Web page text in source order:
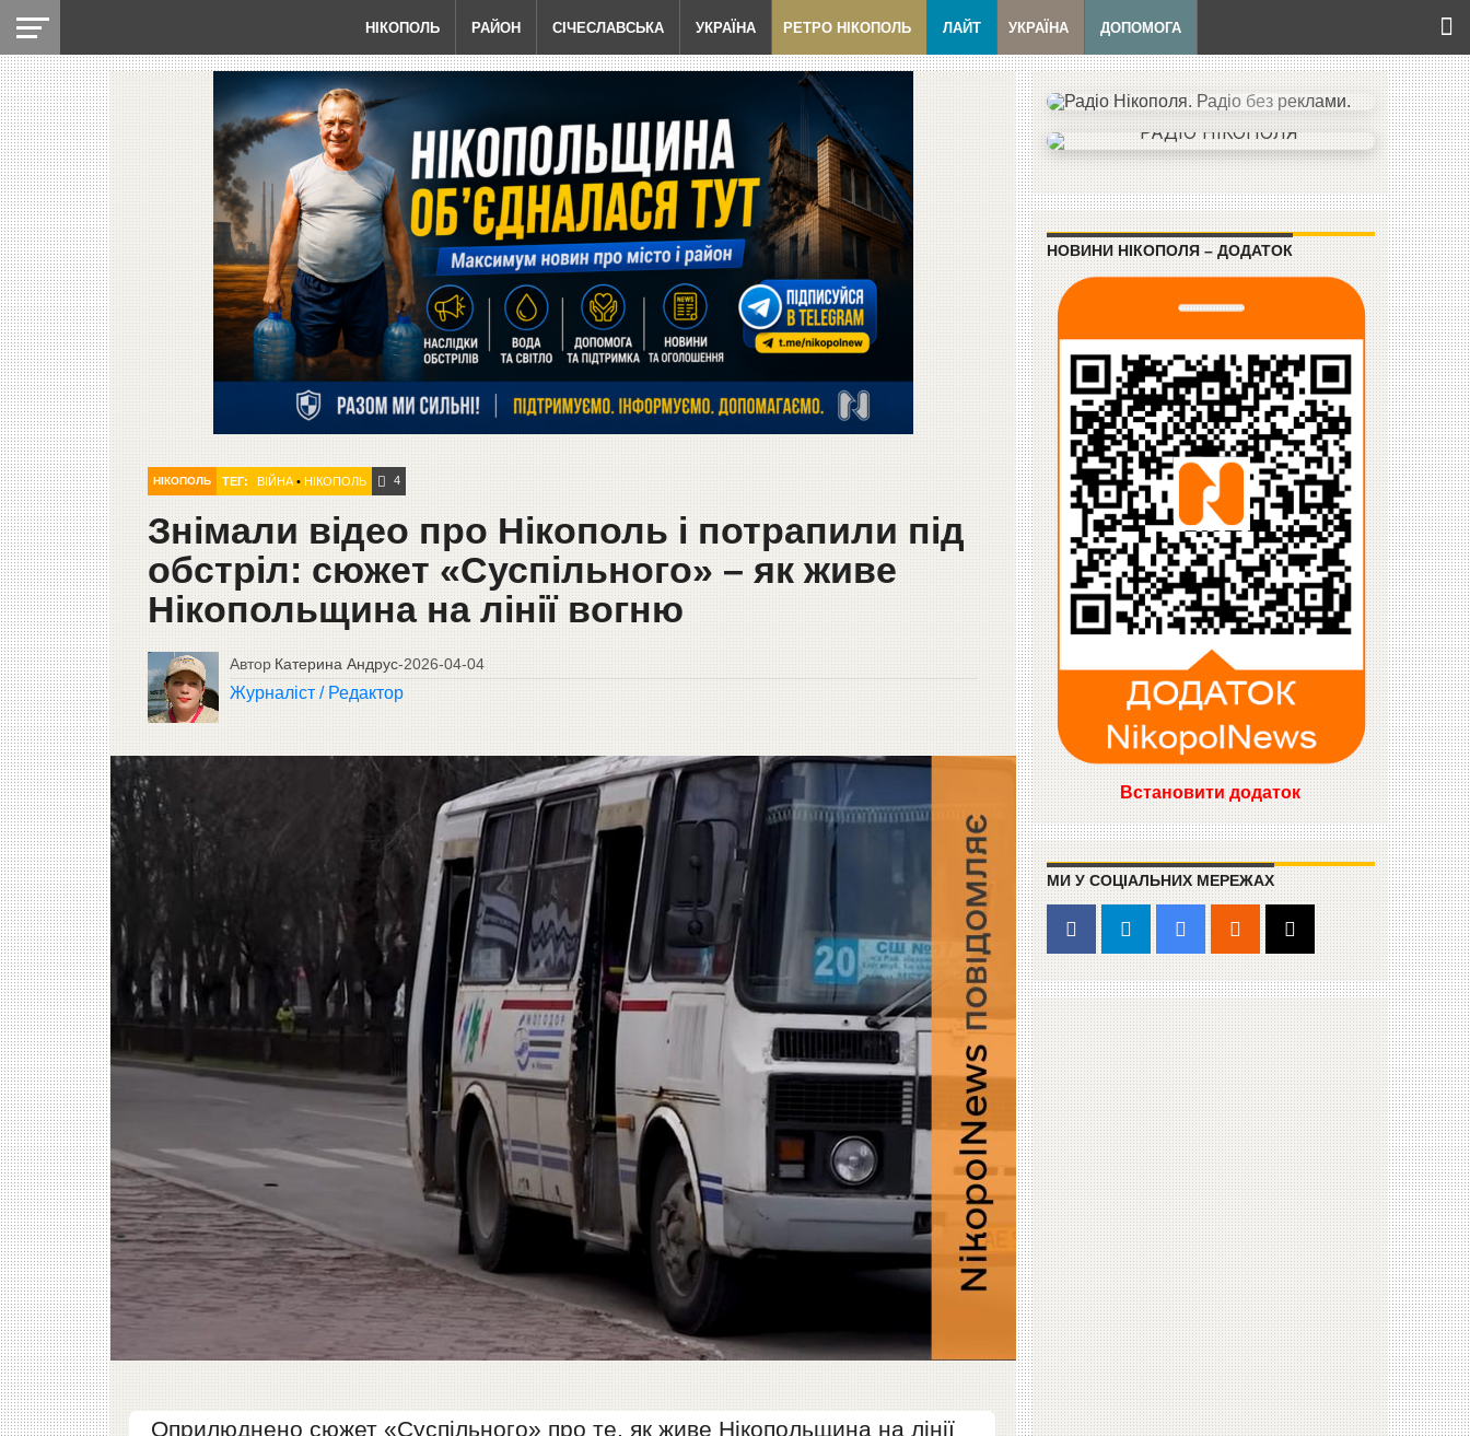
НІКОПОЛЬ РАЙОН СІЧЕСЛАВСЬКА УКРАЇНА РЕТРО НІКОПОЛЬ ЛАЙТ УКРАЇНА ДОПОМОГА
НІКОПОЛЬ ТЕГ: ВІЙНА• НІКОПОЛЬ 4
Знімали відео про Нікополь і потрапили під
обстріл: сюжет «Суспільного» – як живе
Нікопольщина на лінії вогню
Автор Катерина Андрус-2026-04-04
Журналіст / Редактор
Оприлюднено сюжет «Суспільного» про те, як живе Нікопольщина на лінії
НОВИНИ НІКОПОЛЯ – ДОДАТОК
Встановити додаток
МИ У СОЦІАЛЬНИХ МЕРЕЖАХ